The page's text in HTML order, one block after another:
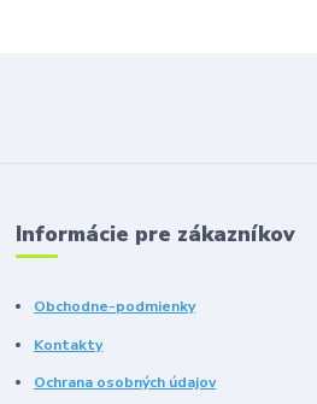
Informácie pre zákazníkov
Obchodne-podmienky
Kontakty
Ochrana osobných údajov